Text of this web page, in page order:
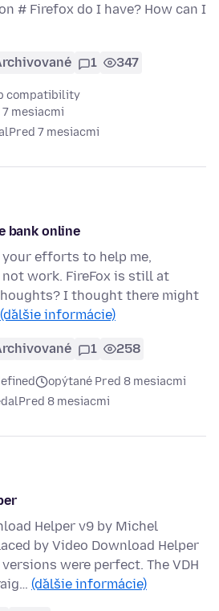
# Firefox do I have? How can I
1 347
compatibility
mesiacmi
Pred 7 mesiacmi
bank online
your efforts to help me,
work. FireFox is still at
I thought there might
(ďalšie informácie)
1 258
opýtané Pred 8 mesiacmi
Pred 8 mesiacmi
Helper v9 by Michel
by Video Download Helper
were perfect. The VDH
(ďalšie informácie)